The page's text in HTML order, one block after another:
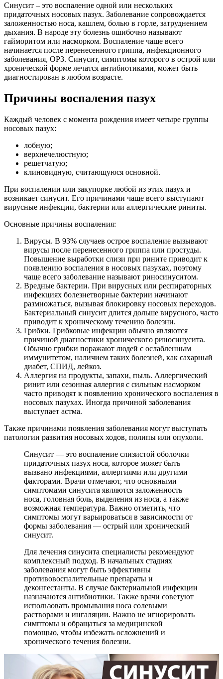
Синусит – это воспаление одной или нескольких
придаточных носовых пазух. Заболевание сопровождается
заложенностью носа, кашлем, болью в горле, затруднением
дыхания. В народе эту болезнь ошибочно называют
гайморитом или насморком. Воспаление чаще всего
начинается после перенесенного гриппа, инфекционного
заболевания, ОРЗ. Синусит, симптомы которого в острой или
хронической форме лечатся антибиотиками, может быть
диагностирован в любом возрасте.
Причины воспаления пазух
Каждый человек с момента рождения имеет четыре группы
носовых пазух:
лобную;
верхнечелюстную;
решетчатую;
клиновидную, считающуюся основной.
При воспалении или закупорке любой из этих пазух и
возникает синусит. Его причинами чаще всего выступают
вирусные инфекции, бактерии или аллергические риниты.
Основные причины воспаления:
Вирусы. В 93% случаев острое воспаление вызывают
вирусы после перенесенного гриппа или простуды.
Повышение выработки слизи при рините приводит к
появлению воспаления в носовых пазухах, поэтому
чаще всего заболевание называют риносинуситом.
Вредные бактерии. При вирусных или респираторных
инфекциях болезнетворные бактерии начинают
размножаться, вызывая блокировку носовых переходов.
Бактериальный синусит длится дольше вирусного, часто
приводит к хроническому течению болезни.
Грибки. Грибковые инфекции обычно являются
причиной диагностики хронического риносинусита.
Обычно грибки поражают людей с ослабленным
иммунитетом, наличием таких болезней, как сахарный
диабет, СПИД, лейкоз.
Аллергия на продукты, запахи, пыль. Аллергический
ринит или сезонная аллергия с сильным насморком
часто приводят к появлению хронического воспаления в
носовых пазухах. Иногда причиной заболевания
выступает астма.
Также причинами появления заболевания могут выступать
патологии развития носовых ходов, полипы или опухоли.
Синусит — это воспаление слизистой оболочки
придаточных пазух носа, которое может быть
вызвано инфекциями, аллергиями или другими
факторами. Врачи отмечают, что основными
симптомами синусита являются заложенность
носа, головная боль, выделения из носа, а также
возможная температура. Важно отметить, что
симптомы могут варьироваться в зависимости от
формы заболевания — острый или хронический
синусит.
Для лечения синусита специалисты рекомендуют
комплексный подход. В начальных стадиях
заболевания могут быть эффективны
противовоспалительные препараты и
деконгестанты. В случае бактериальной инфекции
назначаются антибиотики. Также врачи советуют
использовать промывания носа солевыми
растворами и ингаляции. Важно не игнорировать
симптомы и обращаться за медицинской
помощью, чтобы избежать осложнений и
хронического течения болезни.